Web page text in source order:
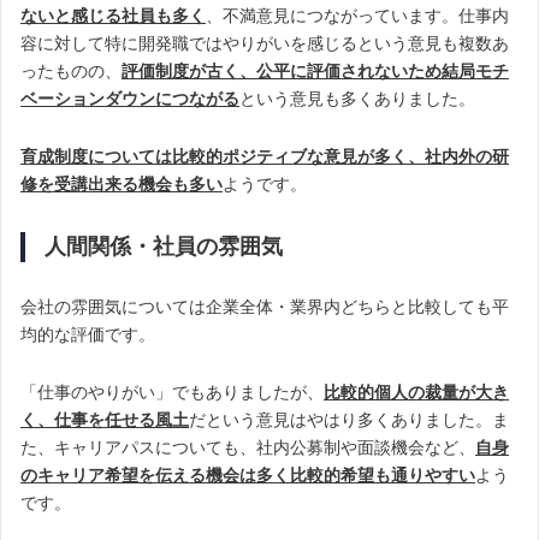
ないと感じる社員も多く 、不満意見につながっています。仕事内
容に対して特に開発職ではやりがいを感じるという意見も複数あ
ったものの、 評価制度が古く、公平に評価されないため結局モチ
ベーションダウンにつながるという意見も多くありました。
育成制度については比較的ポジティブな意見が多く、社内外の研
修を受講出来る機会も多いようです。
人間関係・社員の雰囲気
会社の雰囲気については企業全体・業界内どちらと比較しても平
均的な評価です。
「仕事のやりがい」でもありましたが、
比較的個人の裁量が大き
く、仕事を任せる風土だという意見はやはり多くありました。ま
た、キャリアパスについても、社内公募制や面談機会など、
自身
のキャリア希望を伝える機会は多く比較的希望も通りやすいよう
です。